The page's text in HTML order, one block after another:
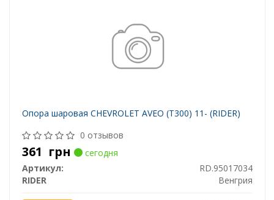
Опора шаровая CHEVROLET AVEO (T300) 11- (RIDER)
0 отзывов
361 грн
сегодня
Артикул:
RD.95017034
RIDER
Венгрия